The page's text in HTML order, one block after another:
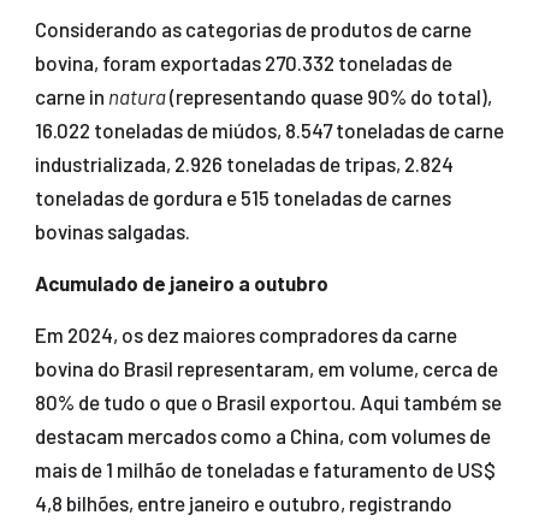
Considerando as categorias de produtos de carne
bovina, foram exportadas 270.332 toneladas de
carne in natura(representando quase 90% do total),
16.022 toneladas de miúdos, 8.547 toneladas de carne
industrializada, 2.926 toneladas de tripas, 2.824
toneladas de gordura e 515 toneladas de carnes
bovinas salgadas.
Acumulado de janeiro a outubro
Em 2024, os dez maiores compradores da carne
bovina do Brasil representaram, em volume, cerca de
80% de tudo o que o Brasil exportou. Aqui também se
destacam mercados como a China, com volumes de
mais de 1 milhão de toneladas e faturamento de US$
4,8 bilhões, entre janeiro e outubro, registrando